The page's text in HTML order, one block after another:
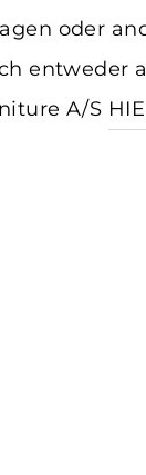
oder
entweder
A/S